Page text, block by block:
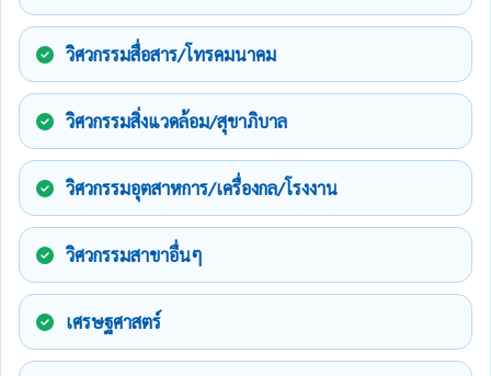
วิศวกรรมสื่อสาร/โทรคมนาคม
วิศวกรรมสิ่งแวดล้อม/สุขาภิบาล
วิศวกรรมอุตสาหการ/เครื่องกล/โรงงาน
วิศวกรรมสาขาอื่นๆ
เศรษฐศาสตร์